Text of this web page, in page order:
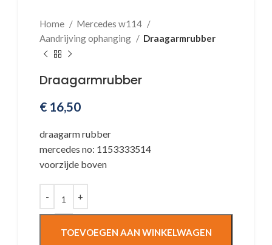
Home
Mercedes w114
Aandrijving ophanging
Draagarmrubber
Draagarmrubber
€ 16,50
draagarm rubber
mercedes no: 1153333514
voorzijde boven
TOEVOEGEN AAN WINKELWAGEN